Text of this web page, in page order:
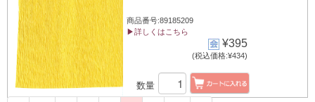
商品番号:89185209
▶詳しくはこちら
¥395
(税込価格:¥434)
数量